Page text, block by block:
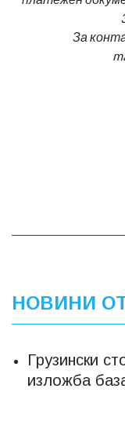
За
НОВИНИ
Грузински
изложба